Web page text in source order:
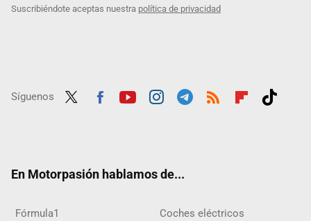
Suscribiéndote aceptas nuestra política de privacidad
Síguenos
En Motorpasión hablamos de...
Fórmula1 Coches eléctricos